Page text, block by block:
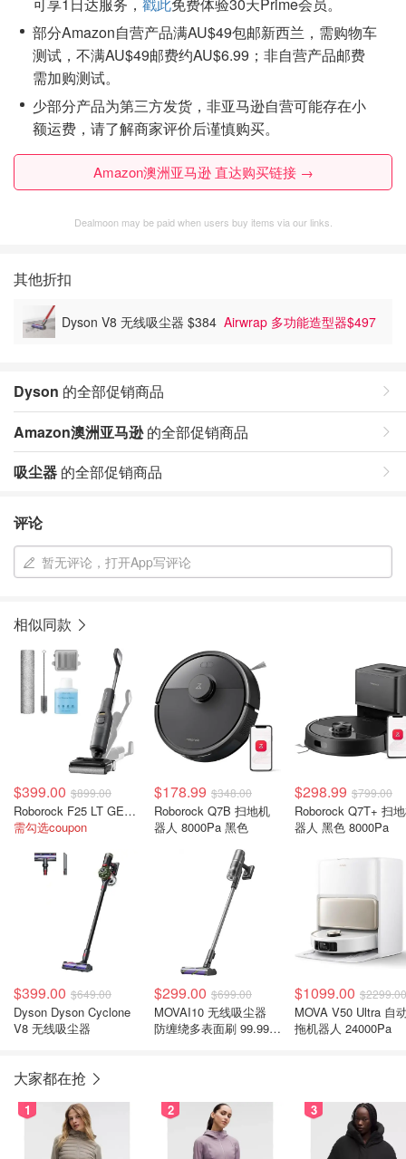
部分Amazon自营产品满AU$49包邮新西兰，需购物车
测试，不满AU$49邮费约AU$6.99；非自营产品邮费
需加购测试。
少部分产品为第三方发货，非亚马逊自营可能存在小
额运费，请了解商家评价后谨慎购买。
Amazon澳洲亚马逊 直达购买链接 →
Dealmoon may be paid when users buy items via our links.
其他折扣
Dyson V8 无线吸尘器 $384 Airwrap 多功能造型器$497
Dyson 的全部促销商品
Amazon澳洲亚马逊的全部促销商品
吸尘器 的全部促销商品
评论
暂无评论，打开App写评论
相似同款
$399.00 $899.00
Roborock F25 LT GEN2 无线洗地机 20000Pa
需勾选coupon
$178.99 $348.00
Roborock Q7B 扫地机
器人 8000Pa 黑色
$298.99 $799.00
Roborock Q7T+ 扫
器人 黑色 8000Pa
$399.00 $649.00
Dyson Dyson Cyclone
V8 无线吸尘器
$299.00 $699.00
MOVAI10 无线吸尘器
防缠绕多表面刷 99.99%
$1099.00 $2299.00
MOVA V50 Ultra 自
拖机器人 24000Pa
大家都在抢
1 2 3